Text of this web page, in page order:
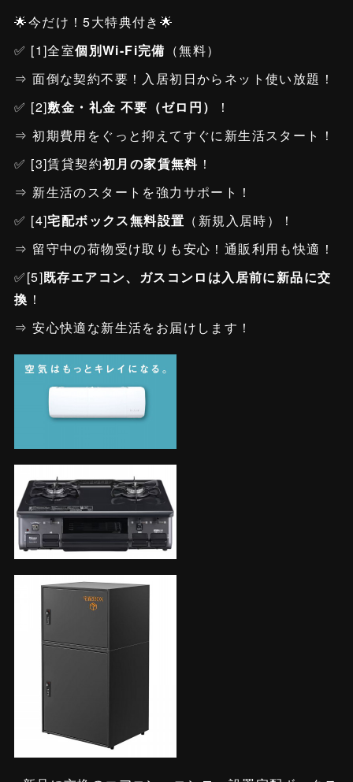
🌟今だけ！5大特典付き🌟
✅ [1]全室個別Wi-Fi完備 （無料）
⇒ 面倒な契約不要！入居初日からネット使い放題！
✅ [2]敷金・礼金 不要（ゼロ円）
！
⇒ 初期費用をぐっと抑えてすぐに新生活スタート！
✅ [3]賃貸契約初月の家賃無料 ！
⇒ 新生活のスタートを強力サポート！
✅ [4]宅配ボックス無料設置 （新規入居時）！
⇒ 留守中の荷物受け取りも安心！通販利用も快適！
✅[5]既存エアコン、ガスコンロは入居前に新品に交
換 ！
⇒ 安心快適な新生活をお届けします！